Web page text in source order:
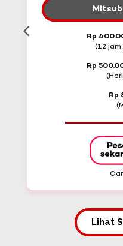
Rp
(12
Rp
Rp
Lihat